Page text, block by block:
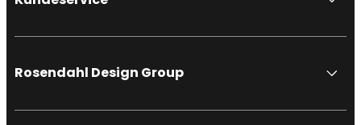
Rosendahl Design Group